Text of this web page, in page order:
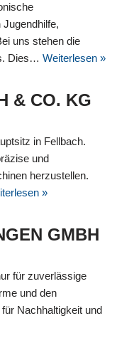
uns stehen die
Dies… Weiterlesen »
& CO. KG
in Fellbach.
und
herzustellen.
»
GMBH
für zuverlässige
und den
Nachhaltigkeit und